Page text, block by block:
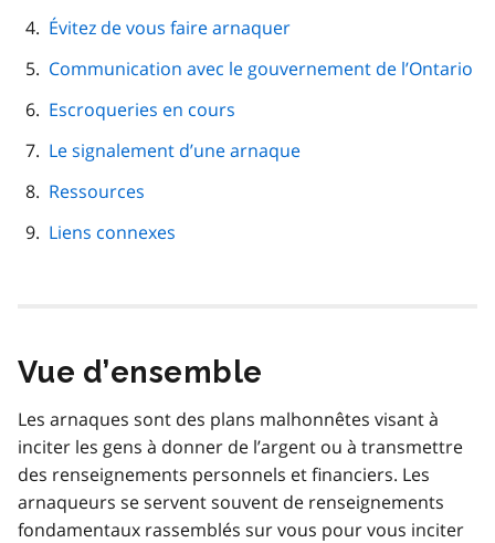
Évitez de vous faire arnaquer
Communication avec le gouvernement de l’Ontario
Escroqueries en cours
Le signalement d’une arnaque
Ressources
Liens connexes
Vue d’ensemble
Les arnaques sont des plans malhonnêtes visant à
inciter les gens à donner de l’argent ou à transmettre
des renseignements personnels et financiers. Les
arnaqueurs se servent souvent de renseignements
fondamentaux rassemblés sur vous pour vous inciter